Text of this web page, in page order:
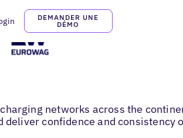
DEMANDER UNE
DÉMO
networks across the
confidence and consistency